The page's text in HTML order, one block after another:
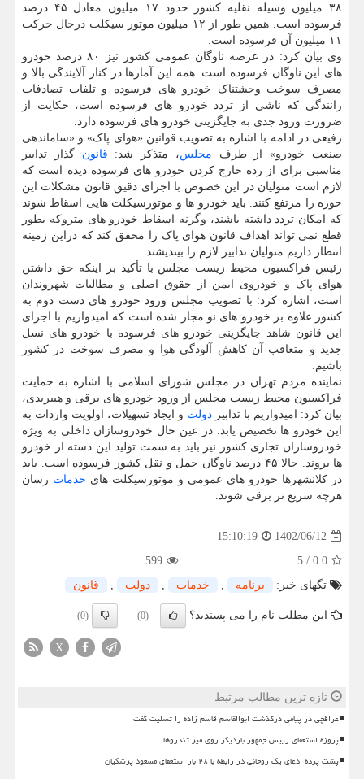
۳۸ میلیون وسیله نقلیه کشور حدود ۱۷ میلیون معادل ۴۵ درصد
فرسوده است. همین طور از ۱۲ میلیون موتور سیکلت درحال حرکت
۱۱ میلیون آن فرسوده است.
وی بیان کرد: در عرصه ناوگان عمومی کشور نیز ۸۰ درصد خودرو
های این ناوگان فرسوده است. همه این آمارها در کنار آلایندگی بالا و
مصرف سوخت وحشتناک خودرو های فرسوده و تلفات تصادفات
رانندگی که ناشی از تردد خودرو های فرسوده است، حکایت از
ضرورت ورود جدی به جایگزینی خودرو های فرسوده دارد.
رفیعی در ادامه با اشاره به تصویب قوانین «هوای پاک» و «ساماندهی
صنعت خودرو» از طرف مجلس، متذکر شد: قانون گذار تدابیر
مناسبی برای از رده خارج کردن خودرو های فرسوده دیده است که
لازم است متولیان در این خصوص با اجرای دقیق قانون مشکلات این
حوزه را مرتفع کنند. باید خودرو ها و موتورسیکلت هایی اسقاط شوند
که امکان تردد داشته باشند، وگرنه اسقاط خودرو های متروکه بطور
قطع نمی تواند اهداف قانون هوای پاک را محقق کند که دراین زمینه
انتظار داریم متولیان تدابیر لازم را بیندیشند.
رئیس فراکسیون محیط زیست مجلس با تأکید بر اینکه حق داشتن
هوای پاک و خودروی ایمن از حقوق اصلی و مطالبات شهروندان
است، اشاره کرد: با تصویب مجلس ورود خودرو های دست دوم به
کشور علاوه بر خودرو های نو مجاز شده است که امیدواریم با اجرای
این قانون شاهد جایگزینی خودرو های فرسوده با خودرو های نسل
جدید و متعاقب آن کاهش آلودگی هوا و مصرف سوخت در کشور
باشیم.
نماینده مردم تهران در مجلس شورای اسلامی با اشاره به حمایت
فراکسیون محیط زیست مجلس از ورود خودرو های برقی و هیبریدی،
بیان کرد: امیدواریم با تدابیر دولت و ایجاد تسهیلات، اولویت واردات به
این خودرو ها تخصیص یابد. در عین حال خودروسازان داخلی به ویژه
خودروسازان تجاری کشور نیز باید به سمت تولید این دسته از خودرو
ها بروند. حالا ۴۵ درصد ناوگان حمل و نقل کشور فرسوده است. باید
در کلانشهرها خودرو های عمومی و موتورسیکلت های خدمات رسان
هرچه سریع تر برقی شوند.
1402/06/12
15:10:19
0.0
/
5
599
تگهای خبر:
برنامه , خدمات , دولت , قانون
این مطلب نام را می پسندید؟ (0)
(0)
X
تازه ترین مطالب مرتبط
عراقچی در پیامی درگذشت ابوالقاسم قاسم زاده را تسلیت گفت
پروژه استعفای رییس جمهور باردیگر روی میز تندروها
پشت پرده ادعای یک روحانی در رابطه با ۲۸ بار استعفای مسعود پزشکیان